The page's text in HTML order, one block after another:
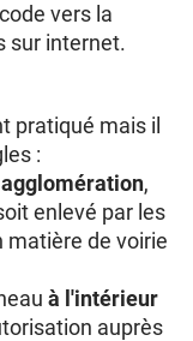
vers la
sur internet.
pratiqué mais il
:
agglomération,
enlevé par les
matière de voirie
à l'intérieur
auprès